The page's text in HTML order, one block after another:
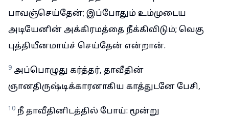
பாவஞ்செய்தேன்; இப்போதும் உம்முடைய
அடியேனின் அக்கிரமத்தை நீக்கிவிடும்; வெகு
புத்தியீனமாய்ச் செய்தேன் என்றான்.
9 அப்பொழுது கர்த்தர், தாவீதின்
ஞானதிருஷ்டிக்காரனாகிய காத்துடனே பேசி,
10 நீ தாவீதினிடத்தில் போய்: மூன்று